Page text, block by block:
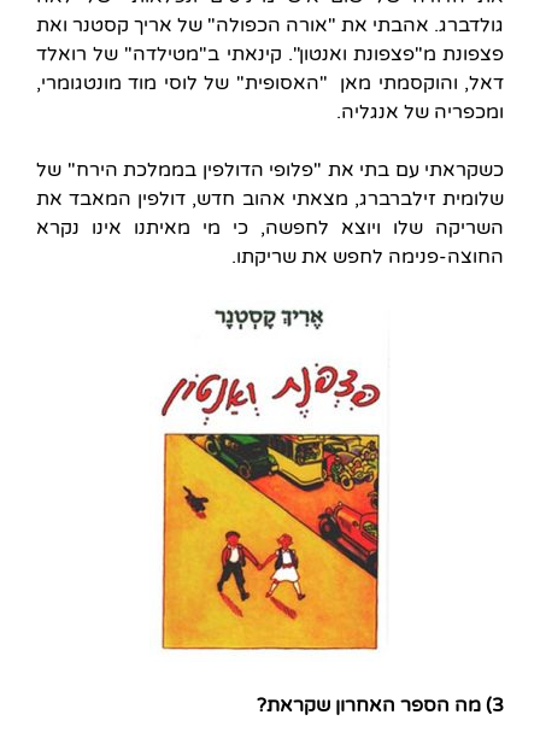
גולדברג. אהבתי את "אורה הכפולה" של אריך קסטנר ואת
פצפונת מ"פצפונת ואנטון". קינאתי ב"מטילדה" של רואלד
דאל, והוקסמתי מאן "האסופית" של לוסי מוד מונטגומרי,
ומכפריה של אנגליה.
כשקראתי עם בתי את "פלופי הדולפין בממלכת הירח" של
שלומית זילברברג, מצאתי אהוב חדש, דולפין המאבד את
השריקה שלו ויוצא לחפשה, כי מי מאיתנו אינו נקרא
החוצה-פנימה לחפש את שריקתו.
3) מה הספר האחרון שקראת?